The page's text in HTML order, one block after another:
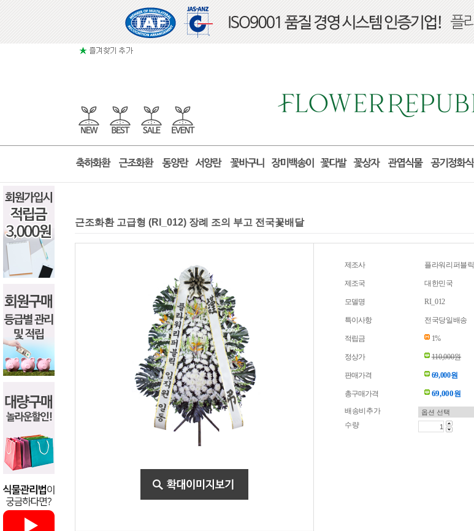
근조화환 고급형 (RI_012) 장례 조의 부고 전국꽃배달
제조사 플라워리퍼블릭
제조국 대한민국
모델명 RI_012
특이사항 전국당일배송
적립금 1%
정상가 110,000원
판매가격 69,000원
총구매가격 69,000원
배송비추가
수량